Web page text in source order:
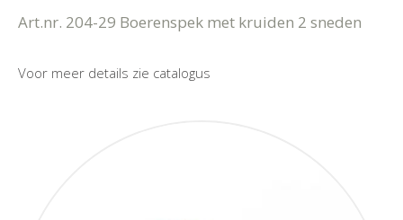
Art.nr. 204-29 Boerenspek met kruiden 2 sneden
Voor meer details zie catalogus